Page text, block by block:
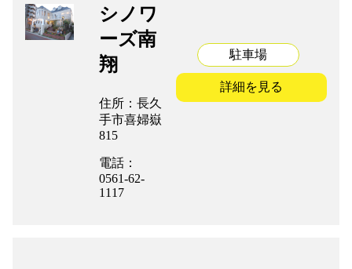
シノワ
ーズ南
翔
住所：長久
手市喜婦嶽
815
電話：
0561-62-
1117
駐車場
詳細を見る